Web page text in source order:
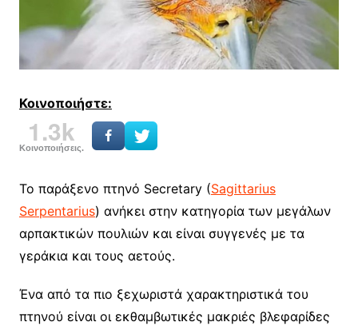
Κοινοποιήστε:
1.3k
Κοινοποιήσεις.
Το παράξενο πτηνό Secretary (Sagittarius
Serpentarius) ανήκει στην κατηγορία των μεγάλων
αρπακτικών πουλιών και είναι συγγενές με τα
γεράκια και τους αετούς.
Ένα από τα πιο ξεχωριστά χαρακτηριστικά του
πτηνού είναι οι εκθαμβωτικές μακριές βλεφαρίδες